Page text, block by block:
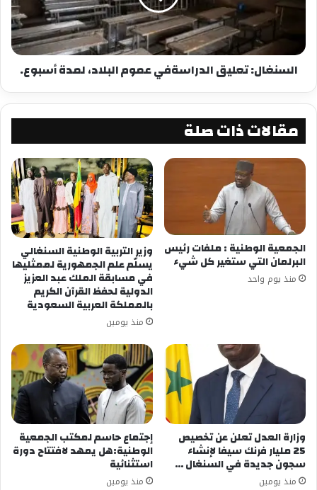
السنغال: تعليق الدراسةفي عموم البلاد، لمدة أسبوع.
مقالات ذات صلة
الجمعية الوطنية : ملفات رئيس
البرلمان التي ستغير كل شيء
منذ يوم واحد
وزير التربية الوطنية السنغالي
يسلّم علم الجمهورية لممثليها
في مسابقة الملك عبد العزيز
الدولية لحفظ القرآن الكريم
بالمملكة العربية السعودية
منذ يومين
وزارة العدل تعلن عن تخصيص
25 مليار فرنك سيفا لإنشاء
سجون جديدة في السنغال …
منذ يومين
إجتماع حاسم لمكتب الجمعية
الوطنية:هل يمهد لافتتاح دورة
استثنائية
منذ يومين